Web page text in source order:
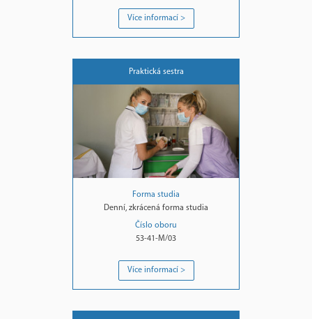
Více informací >
Praktická sestra
Forma studia
Denní, zkrácená forma studia
Číslo oboru
53-41-M/03
Více informací >